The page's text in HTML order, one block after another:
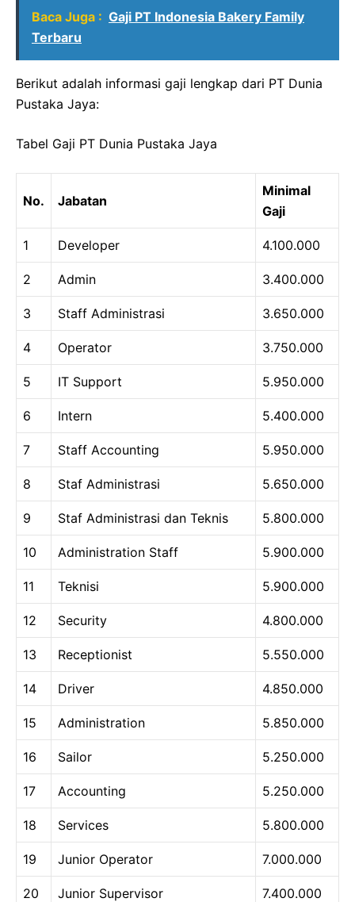
Baca Juga : Gaji PT Indonesia Bakery Family
Terbaru
Berikut adalah informasi gaji lengkap dari PT Dunia
Pustaka Jaya:
Tabel Gaji PT Dunia Pustaka Jaya
No. Jabatan
Minimal
Gaji
1 Developer 4.100.000
2 Admin 3.400.000
3 Staff Administrasi 3.650.000
4 Operator 3.750.000
5 IT Support 5.950.000
6 Intern 5.400.000
7 Staff Accounting 5.950.000
8 Staf Administrasi 5.650.000
9 Staf Administrasi dan Teknis 5.800.000
10 Administration Staff 5.900.000
11 Teknisi 5.900.000
12 Security 4.800.000
13 Receptionist 5.550.000
14 Driver 4.850.000
15 Administration 5.850.000
16 Sailor 5.250.000
17 Accounting 5.250.000
18 Services 5.800.000
19 Junior Operator 7.000.000
20 Junior Supervisor 7.400.000